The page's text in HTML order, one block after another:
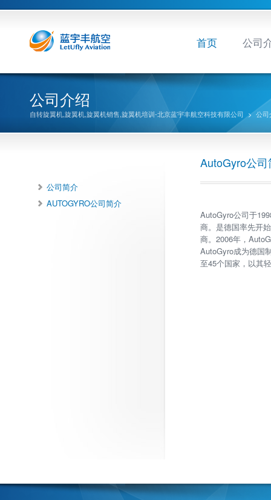
首页 公司
公司介绍
自转旋翼机,旋翼机,旋翼机销售,旋翼机培训-北京蓝宇丰航空科技有限公司 > 公司
公司简介
AUTOGYRO公司简介
AutoGyro公
AutoGyro公司于
商。是德国率先开
商。2006年，
AutoGyro成为德国
至45个国家，以其